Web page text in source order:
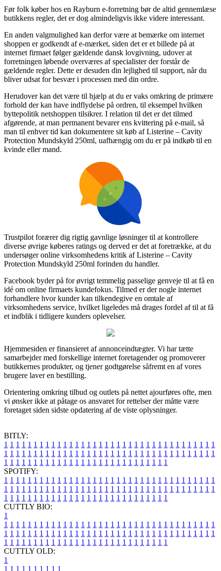
Før folk køber hos en Rayburn e-forretning bør de altid gennemlæse
butikkens regler, det er dog almindeligvis ikke videre interessant.
En anden valgmulighed kan derfor være at bemærke om internet
shoppen er godkendt af e-mærket, siden det er et billede på at
internet firmaet følger gældende dansk lovgivning, udover at
forretningen løbende overværes af specialister der forstår de
gældende regler. Dette er desuden din lejlighed til support, når du
bliver udsat for besvær i processen med din ordre.
Herudover kan det være til hjælp at du er vaks omkring de primære
forhold der kan have indflydelse på ordren, til eksempel hvilken
byttepolitik netshoppen tilsikrer. I relation til det er det tilmed
afgørende, at man permanent bevarer ens kvittering på e-mail, så
man til enhver tid kan dokumentere sit køb af Listerine – Cavity
Protection Mundskyld 250ml, uafhængig om du er på indkøb til en
kvinde eller mand.
Trustpilot forærer dig rigtig gavnlige løsninger til at kontrollere
diverse øvrige køberes ratings og derved er det at foretrække, at du
undersøger online virksomhedens kritik af Listerine – Cavity
Protection Mundskyld 250ml forinden du handler.
Facebook byder på for øvrigt temmelig passelige genveje til at få en
idé om online firmaets kundefokus. Tilmed er der nogle internet
forhandlere hvor kunder kan tilkendegive en omtale af
virksomhedens service, hvilket ligeledes må drages fordel af til at få
et indblik i tidligere kunders oplevelser.
Hjemmesiden er finansieret af annonceindtægter. Vi har tætte
samarbejder med forskellige internet foretagender og promoverer
butikkernes produkter, og tjener godtgørelse såfremt en af vores
brugere laver en bestilling.
Orientering omkring tilbud og outlets på nettet ajourføres ofte, men
vi ønsker ikke at påtage os ansvaret for rettelser der måtte være
foretaget siden sidste opdatering af de viste oplysninger.
BITLY:
1 1 1 1 1 1 1 1 1 1 1 1 1 1 1 1 1 1 1 1 1 1 1 1 1 1 1 1 1 1 1 1 1 1 1 1
1 1 1 1 1 1 1 1 1 1 1 1 1 1 1 1 1 1 1 1 1 1 1 1 1 1 1 1 1 1 1 1 1 1 1 1
1 1 1 1 1 1 1 1 1 1 1 1 1 1 1 1 1 1 1 1 1 1 1 1 1 1 1 1
SPOTIFY:
1 1 1 1 1 1 1 1 1 1 1 1 1 1 1 1 1 1 1 1 1 1 1 1 1 1 1 1 1 1 1 1 1 1 1 1
1 1 1 1 1 1 1 1 1 1 1 1 1 1 1 1 1 1 1 1 1 1 1 1 1 1 1 1 1 1 1 1 1 1 1 1
1 1 1 1 1 1 1 1 1 1 1 1 1 1 1 1 1 1 1 1 1 1 1 1 1 1 1 1
CUTTLY BIO:
1
1 1 1 1 1 1 1 1 1 1 1 1 1 1 1 1 1 1 1 1 1 1 1 1 1 1 1 1 1 1 1 1 1 1 1 1
1 1 1 1 1 1 1 1 1 1 1 1 1 1 1 1 1 1 1 1 1 1 1 1 1 1 1 1 1 1 1 1 1 1 1 1
1 1 1 1 1 1 1 1 1 1 1 1 1 1 1 1 1 1 1 1 1 1 1 1 1 1 1 1
CUTTLY OLD:
1
1 1 1 1 1 1 1 1 1 1